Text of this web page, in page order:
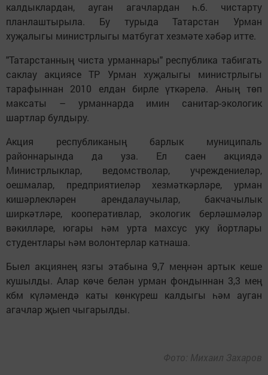
калдыклардан, ауган агачлардан һ.б. чистарту
планлаштырыла. Бу турыда Татарстан Урман
хуҗалыгы министрлыгы матбугат хезмәте хәбәр итте.
"Татарстанның чиста урманнары" республика табигать
саклау акциясе ТР Урман хуҗалыгы министрлыгы
тарафыннан 2010 елдан бирле үткәрелә. Аның төп
максаты – урманнарда имин санитар-экологик
шартлар булдыру.
Акция республиканың барлык муниципаль
районнарында да уза. Ел саен акциядә
Министрлыклар, ведомстволар, учреждениеләр,
оешмалар, предприятиеләр хезмәткәрләре, урман
кишәрлекләрен арендалаучылар, бакчачылык
ширкәтләре, кооперативлар, экологик берләшмәләр
вәкилләре, югары һәм урта махсус уку йортлары
студентлары һәм волонтерлар катнаша.
Быел акциянең язгы этабына 9,7 меңнән артык кеше
кушылды. Алар көче белән урман фондыннан 3,3 мең
кбм күләмендә каты көнкүреш калдыгы һәм ауган
агачлар җыеп чыгарылды.
Фото: Михаил Захаров